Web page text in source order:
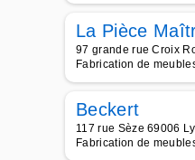
La Pièce
97 grande rue Croix
Fabrication de
Beckert
117 rue Sèze 69006
Fabrication de